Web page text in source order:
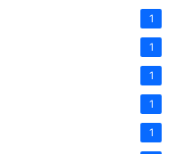
1
1
1
1
1